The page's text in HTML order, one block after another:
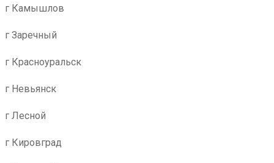
г Камышлов
г Заречный
г Красноуральск
г Невьянск
г Лесной
г Кировград